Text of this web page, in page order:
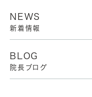
NEWS
新着情報
BLOG
院長ブログ